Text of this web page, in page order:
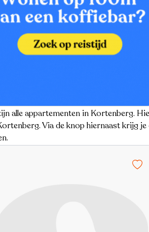
alle appartementen in Kortenberg.
Via de knop hiernaast krijg